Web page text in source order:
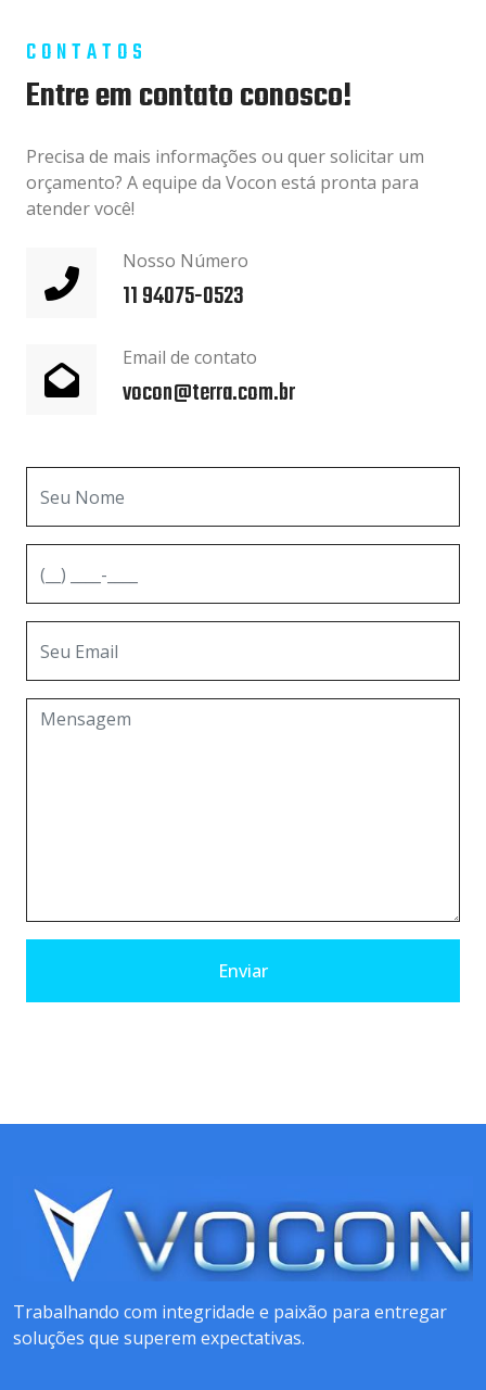
CONTATOS
Entre em contato conosco!
Precisa de mais informações ou quer solicitar um
orçamento? A equipe da Vocon está pronta para
atender você!
Nosso Número
11 94075-0523
Email de contato
vocon@terra.com.br
Enviar
Trabalhando com integridade e paixão para entregar
soluções que superem expectativas.